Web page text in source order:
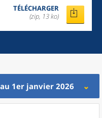
TÉLÉCHARGER
(zip, 13 ko)
1er janvier 2026